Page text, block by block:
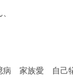
病 家族愛 自己